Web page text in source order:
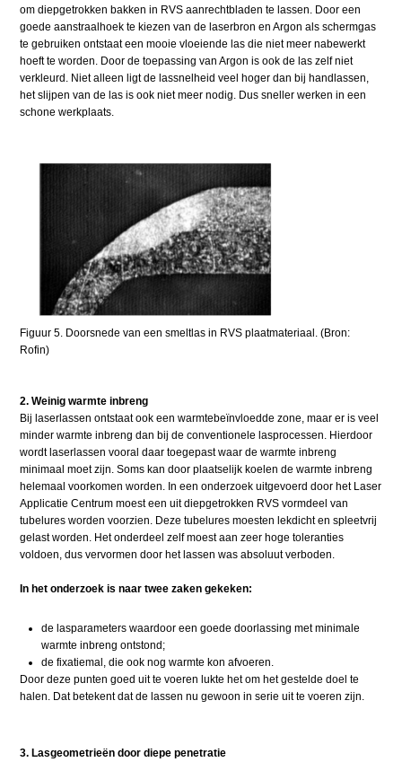
om diepgetrokken bakken in RVS aanrechtbladen te lassen. Door een
goede aanstraalhoek te kiezen van de laserbron en Argon als schermgas
te gebruiken ontstaat een mooie vloeiende las die niet meer nabewerkt
hoeft te worden. Door de toepassing van Argon is ook de las zelf niet
verkleurd. Niet alleen ligt de lassnelheid veel hoger dan bij handlassen,
het slijpen van de las is ook niet meer nodig. Dus sneller werken in een
schone werkplaats.
Figuur 5. Doorsnede van een smeltlas in RVS plaatmateriaal. (Bron:
Rofin)
2. Weinig warmte inbreng
Bij laserlassen ontstaat ook een warmtebeïnvloedde zone, maar er is veel
minder warmte inbreng dan bij de conventionele lasprocessen. Hierdoor
wordt laserlassen vooral daar toegepast waar de warmte inbreng
minimaal moet zijn. Soms kan door plaatselijk koelen de warmte inbreng
helemaal voorkomen worden. In een onderzoek uitgevoerd door het Laser
Applicatie Centrum moest een uit diepgetrokken RVS vormdeel van
tubelures worden voorzien. Deze tubelures moesten lekdicht en spleetvrij
gelast worden. Het onderdeel zelf moest aan zeer hoge toleranties
voldoen, dus vervormen door het lassen was absoluut verboden.
In het onderzoek is naar twee zaken gekeken:
de lasparameters waardoor een goede doorlassing met minimale
warmte inbreng ontstond;
de fixatiemal, die ook nog warmte kon afvoeren.
Door deze punten goed uit te voeren lukte het om het gestelde doel te
halen. Dat betekent dat de lassen nu gewoon in serie uit te voeren zijn.
3. Lasgeometrieën door diepe penetratie